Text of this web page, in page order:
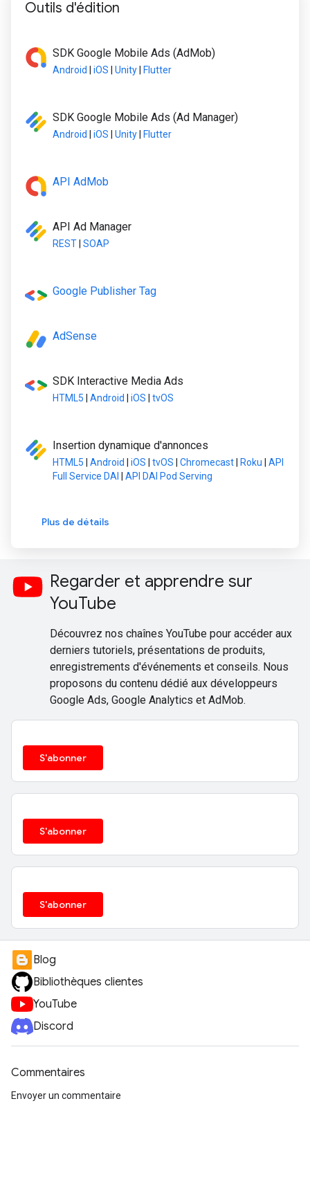
Outils d'édition
SDK Google Mobile Ads (AdMob)
Android iOS Unity Flutter
SDK Google Mobile Ads (Ad Manager)
Android iOS Unity Flutter
API AdMob
API Ad Manager
REST SOAP
Google Publisher Tag
AdSense
SDK Interactive Media Ads
HTML5 Android iOS tvOS
Insertion dynamique d'annonces
HTML5 Android iOS tvOS Chromecast Roku
API
Full Service DAI
API DAI Pod Serving
Plus de détails
Regarder et apprendre sur
YouTube
Découvrez nos chaînes YouTube pour accéder aux
derniers tutoriels, présentations de produits,
enregistrements d'événements et conseils. Nous
proposons du contenu dédié aux développeurs
Google Ads, Google Analytics et AdMob.
S'abonner
S'abonner
S'abonner
Blog
Bibliothèques clientes
YouTube
Discord
Commentaires
Envoyer un commentaire